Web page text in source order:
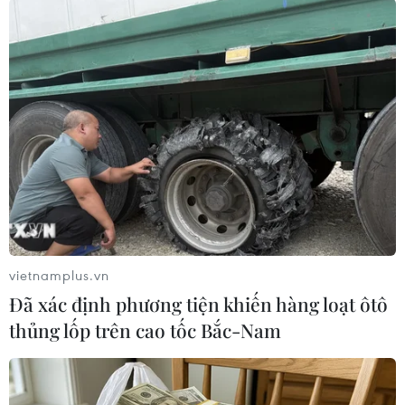
Thái sư Trần Thủ Độ. Được tham gia các đoàn tế
là niềm vui của người dân địa phương, ai cũng
phấn khởi và mang theo niềm tin về một năm
mới nhiều may mắn, mưa thuận gió hoà, sản
xuất thắng lợi.
Đoàn rước nước thực hiện bằng cả đường thủy
và đường bộ. Trước khi đoàn rước khởi hành,
các bậc cao niên thắp hương kính cẩn mời anh
linh các vị vua Trần chứng giám. Đoàn rước
xuất phát từ sân Đền, dẫn đầu là đội múa lân,
kiệu mang liệt vị liệt tổ nhà Trần: Trần Kinh,
Trần Hấp, Trần Thừa, Trần Lý và Thái sư Trần
Thủ Ðộ.
Tiếp theo là đoàn rước thuộc các làng, xã trong
vietnamplus.vn
Đã xác định phương tiện khiến hàng loạt ôtô
thủng lốp trên cao tốc Bắc-Nam